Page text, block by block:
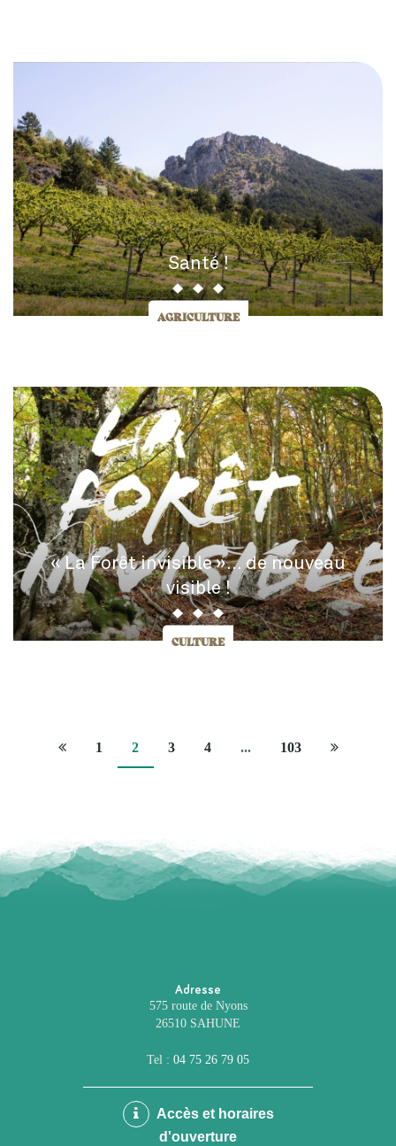
Santé !
AGRICULTURE
« La Forêt invisible »… de nouveau
visible !
CULTURE
Page
précédente
1 2 3 4 ... 103
Page
Adresse
575 route de Nyons
26510 SAHUNE
Tel : 04 75 26 79 05
Accès et horaires
d'ouverture